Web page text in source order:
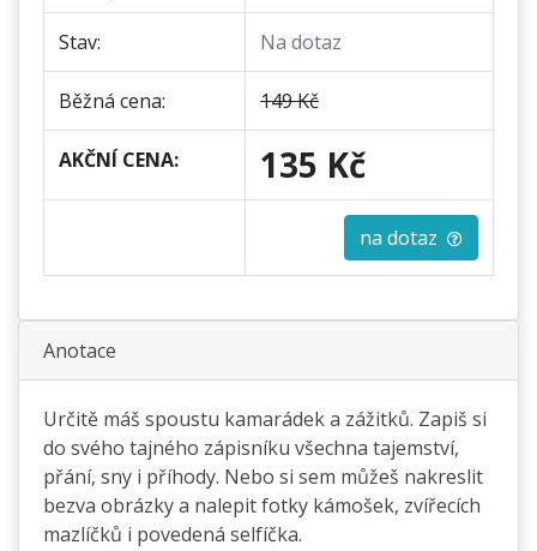
Stav: Na dotaz
Běžná cena: 149 Kč
AKČNÍ CENA: 135 Kč
na dotaz
Anotace
Určitě máš spoustu kamarádek a zážitků. Zapiš si
do svého tajného zápisníku všechna tajemství,
přání, sny i příhody. Nebo si sem můžeš nakreslit
bezva obrázky a nalepit fotky kámošek, zvířecích
mazlíčků i povedená selfíčka.